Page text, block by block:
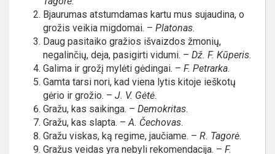
Bjaurumas atstumdamas kartu mus sujaudina, o
grožis veikia migdomai. – Platonas.
Daug pasitaiko gražios išvaizdos žmonių,
negalinčių, deja, pasigirti vidumi. – Dž. F. Kūperis.
Galima ir grožį mylėti gėdingai. – F. Petrarka.
Gamta tarsi nori, kad viena lytis kitoje ieškotų
gėrio ir grožio. – J. V. Gėtė.
Gražu, kas saikinga. – Demokritas.
Gražu, kas slapta. –A. Čechovas.
Gražu viskas, ką regime, jaučiame. – R. Tagorė.
Gražus veidas yra nebyli rekomendacija. – F.